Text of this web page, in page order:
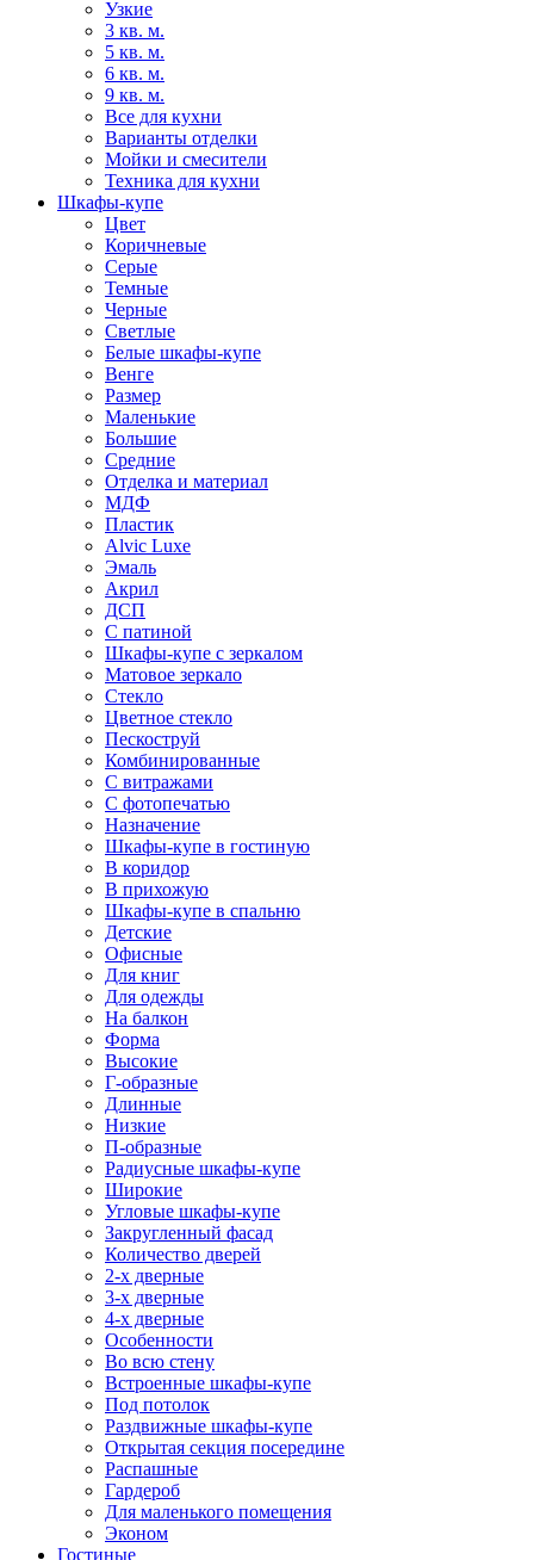
Узкие
3 кв. м.
5 кв. м.
6 кв. м.
9 кв. м.
Все для кухни
Варианты отделки
Мойки и смесители
Техника для кухни
Шкафы-купе
Цвет
Коричневые
Серые
Темные
Черные
Светлые
Белые шкафы-купе
Венге
Размер
Маленькие
Большие
Средние
Отделка и материал
МДФ
Пластик
Alvic Luxe
Эмаль
Акрил
ДСП
С патиной
Шкафы-купе с зеркалом
Матовое зеркало
Стекло
Цветное стекло
Пескоструй
Комбинированные
С витражами
С фотопечатью
Назначение
Шкафы-купе в гостиную
В коридор
В прихожую
Шкафы-купе в спальню
Детские
Офисные
Для книг
Для одежды
На балкон
Форма
Высокие
Г-образные
Длинные
Низкие
П-образные
Радиусные шкафы-купе
Широкие
Угловые шкафы-купе
Закругленный фасад
Количество дверей
2-х дверные
3-х дверные
4-х дверные
Особенности
Во всю стену
Встроенные шкафы-купе
Под потолок
Раздвижные шкафы-купе
Открытая секция посередине
Распашные
Гардероб
Для маленького помещения
Эконом
Гостиные